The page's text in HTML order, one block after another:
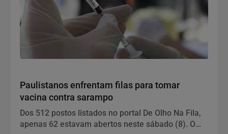
Paulistanos enfrentam filas para tomar
vacina contra sarampo
Dos 512 postos listados no portal De Olho Na Fila,
apenas 62 estavam abertos neste sábado (8). O